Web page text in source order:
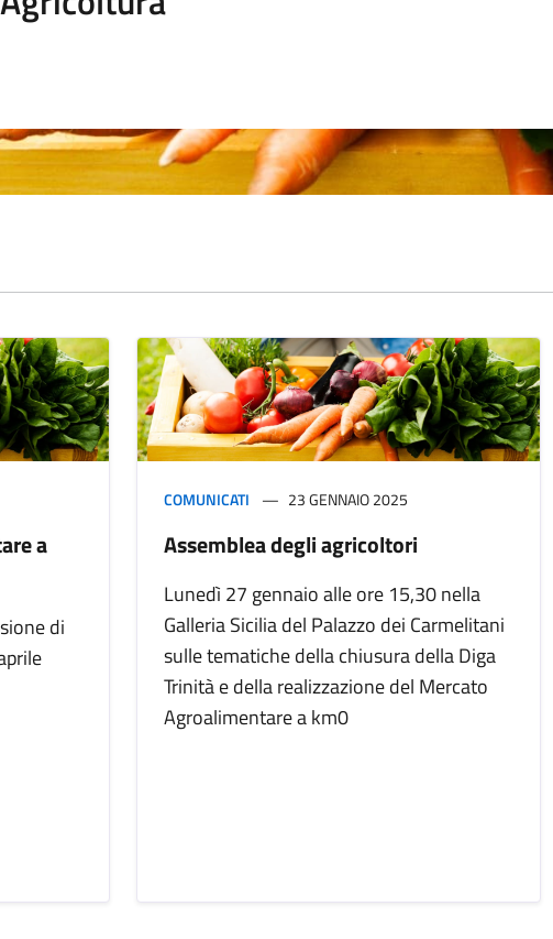
a
di
COMUNICATI 23 GENNAIO 2025
Assemblea degli agricoltori
Lunedì 27 gennaio alle ore 15,30 nella
Galleria Sicilia del Palazzo dei Carmelitani
sulle tematiche della chiusura della Diga
Trinità e della realizzazione del Mercato
Agroalimentare a km0